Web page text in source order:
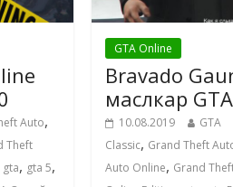
Auto,
Theft
gta, gta 5,
GTA Online
Bravado
маслкар
10.08.2019 GTA
Classic, Grand Theft
Auto Online, Grand